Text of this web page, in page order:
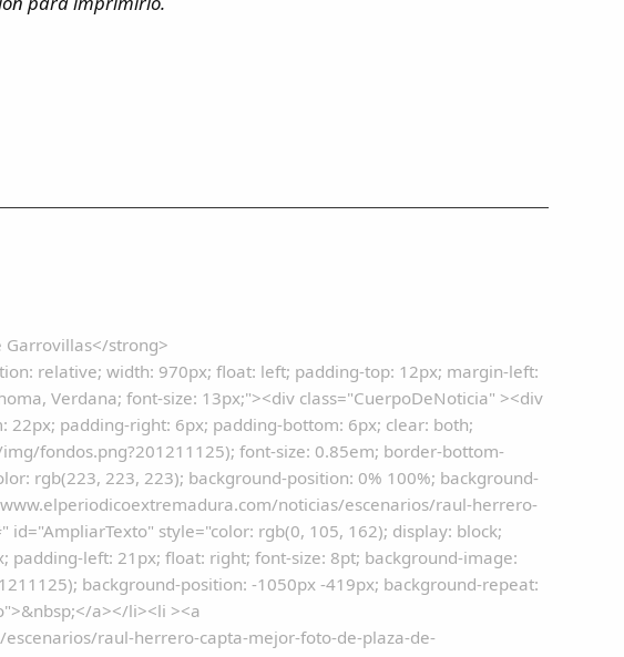
Garrovillas</strong>
relative; width: 970px; float: left; padding-top: 12px; margin-left:
Verdana; font-size: 13px;"><div class="CuerpoDeNoticia" ><div
padding-right: 6px; padding-bottom: 6px; clear: both;
fondos.png?201211125); font-size: 0.85em; border-bottom-
rgb(223, 223, 223); background-position: 0% 100%; background-
noticias/escenarios/raul-herrero-
style="color: rgb(0, 105, 162); display: block;
left: 21px; float: right; font-size: 8pt; background-image:
background-position: -1050px -419px; background-repeat:
a></li><li ><a
raul-herrero-capta-mejor-foto-de-plaza-de-